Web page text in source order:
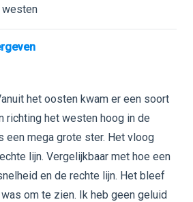
het oosten kwam er een soort
richting het westen hoog in de
een mega grote ster. Het vloog
lijn. Vergelijkbaar met hoe een
en de rechte lijn. Het bleef
om te zien. Ik heb geen geluid